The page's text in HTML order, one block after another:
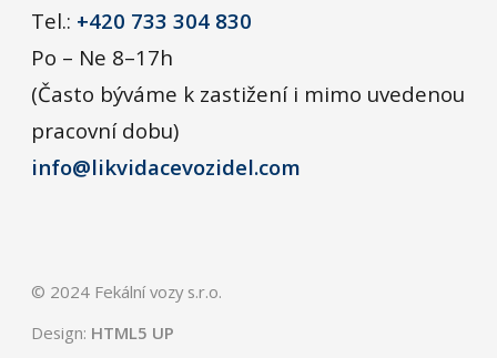
Tel.: +420 733 304 830
Po – Ne 8–17h
(Často býváme k zastižení i mimo uvedenou
pracovní dobu)
info@likvidacevozidel.com
© 2024 Fekální vozy s.r.o.
Design: HTML5 UP